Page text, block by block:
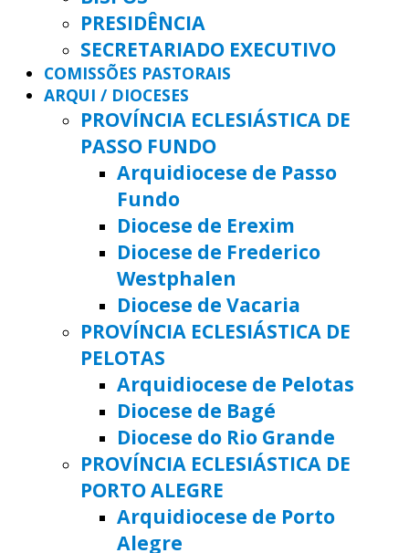
PRESIDÊNCIA
SECRETARIADO EXECUTIVO
COMISSÕES PASTORAIS
ARQUI / DIOCESES
PROVÍNCIA ECLESIÁSTICA DE
PASSO FUNDO
Arquidiocese de Passo
Fundo
Diocese de Erexim
Diocese de Frederico
Westphalen
Diocese de Vacaria
PROVÍNCIA ECLESIÁSTICA DE
PELOTAS
Arquidiocese de Pelotas
Diocese de Bagé
Diocese do Rio Grande
PROVÍNCIA ECLESIÁSTICA DE
PORTO ALEGRE
Arquidiocese de Porto
Alegre